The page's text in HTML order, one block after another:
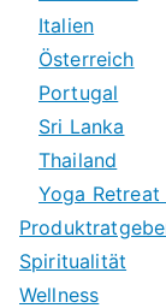
Italien
Österreich
Portugal
Sri Lanka
Thailand
Yoga Retreat
Spiritualität
Wellness